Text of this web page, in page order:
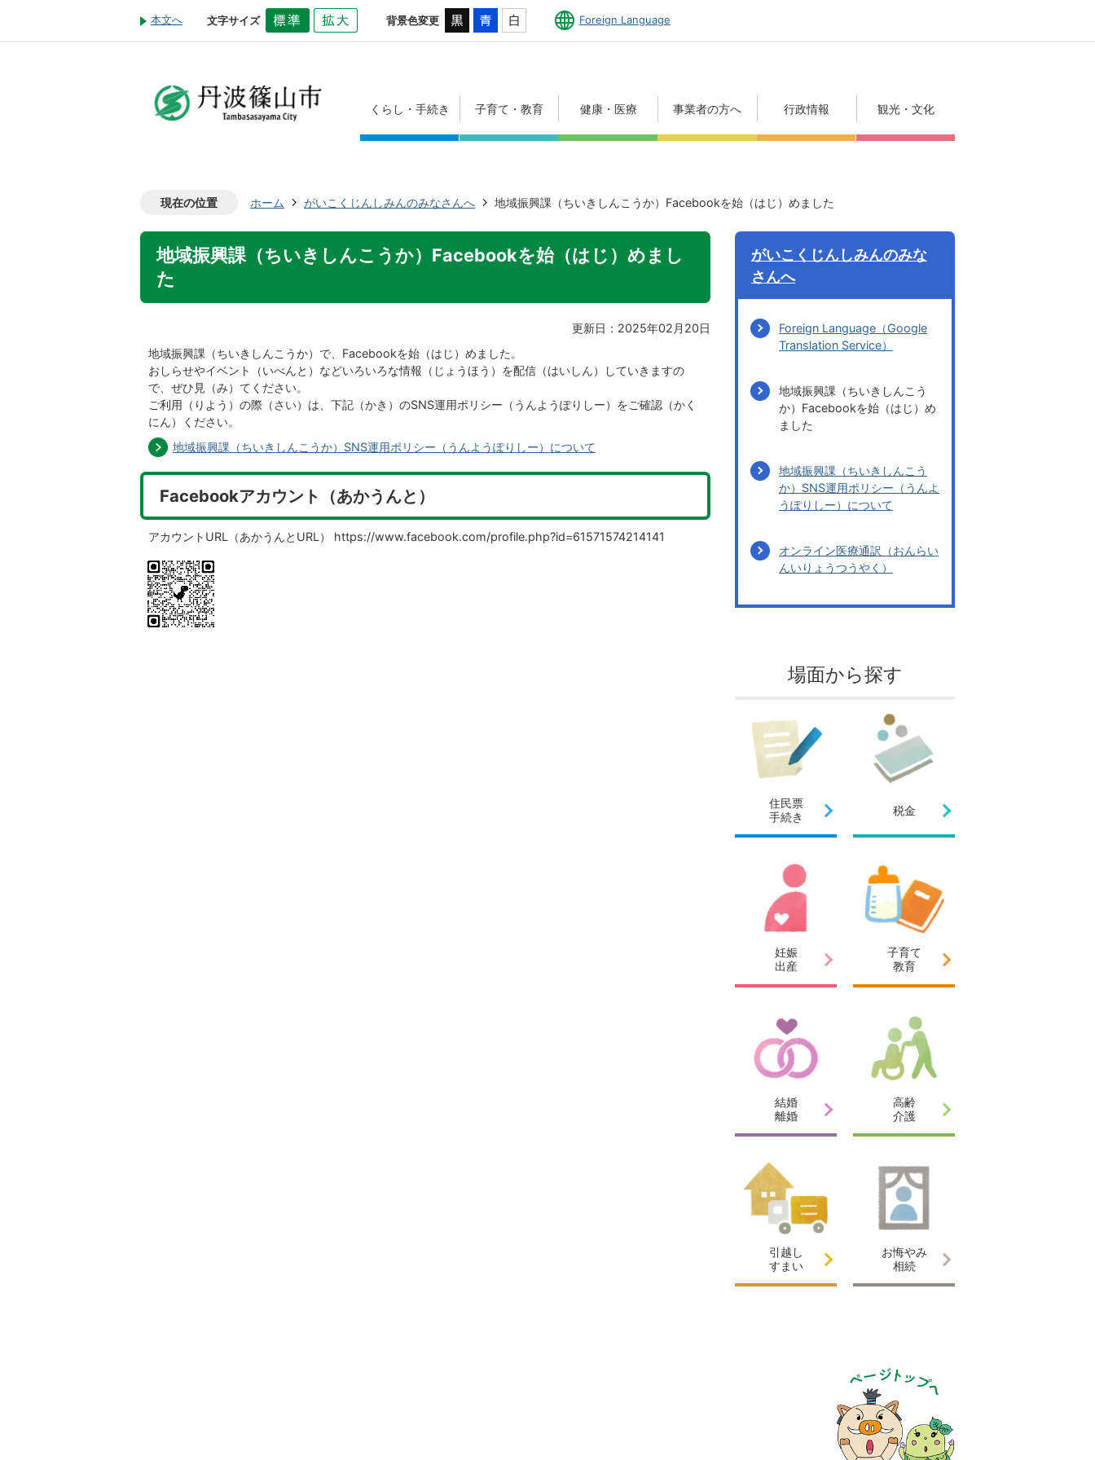
本文へ 文字サイズ 背景色変更 Foreign Language
くらし・手続き 子育て・教育 健康・医療 事業者の方へ 行政情報 観光・文化
現在の位置 ホーム がいこくじんしみんのみなさんへ 地域振興課（ちいきしんこうか）Facebookを始（はじ）めました
地域振興課（ちいきしんこうか）Facebookを始（はじ）めまし
た
更新日：2025年02月20日
地域振興課（ちいきしんこうか）で、Facebookを始（はじ）めました。
おしらせやイベント（いべんと）などいろいろな情報（じょうほう）を配信（はいしん）していきますの
で、ぜひ見（み）てください。
ご利用（りよう）の際（さい）は、下記（かき）のSNS運用ポリシー（うんようぽりしー）をご確認（かく
にん）ください。
地域振興課（ちいきしんこうか）SNS運用ポリシー（うんようぽりしー）について
Facebookアカウント（あかうんと）
アカウントURL（あかうんとURL） https://www.facebook.com/profile.php?id=61571574214141
がいこくじんしみんのみな
さんへ
Foreign Language（Google
Translation Service）
地域振興課（ちいきしんこう
か）Facebookを始（はじ）め
ました
地域振興課（ちいきしんこう
か）SNS運用ポリシー（うんよ
うぽりしー）について
オンライン医療通訳（おんらい
んいりょうつうやく）
場面から探す
住民票
手続き
税金
妊娠
出産
子育て
教育
結婚
離婚
高齢
介護
引越し
すまい
お悔やみ
相続